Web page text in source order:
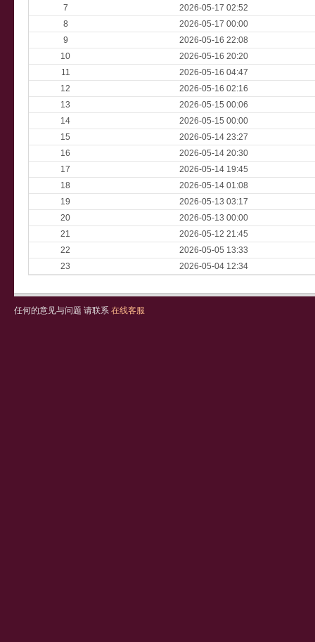
7
2026-05-17 02:52
8
2026-05-17 00:00
9
2026-05-16 22:08
10
2026-05-16 20:20
11
2026-05-16 04:47
12
2026-05-16 02:16
13
2026-05-15 00:06
14
2026-05-15 00:00
15
2026-05-14 23:27
16
2026-05-14 20:30
17
2026-05-14 19:45
18
2026-05-14 01:08
19
2026-05-13 03:17
20
2026-05-13 00:00
21
2026-05-12 21:45
22
2026-05-05 13:33
23
2026-05-04 12:34
任何的意见与问题 请联系 在线客服